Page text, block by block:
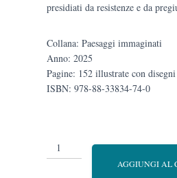
presidiati da resistenze e da
Collana: Paesaggi immaginati
Anno: 2025
Pagine: 152 illustrate con
ISBN: 978-88-33834-74-0
abito
qui
AGGIUNGI AL